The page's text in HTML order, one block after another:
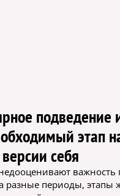
подведение
этап
себя
важность
разные периоды, этапы